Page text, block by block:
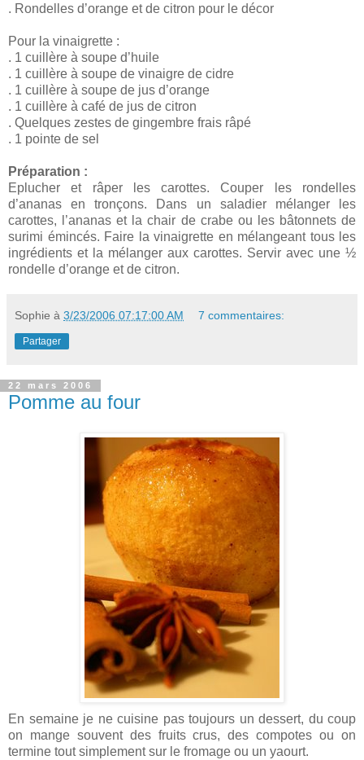
. Rondelles d’orange et de citron pour le décor
Pour la vinaigrette :
. 1 cuillère à soupe d’huile
. 1 cuillère à soupe de vinaigre de cidre
. 1 cuillère à soupe de jus d’orange
. 1 cuillère à café de jus de citron
. Quelques zestes de gingembre frais râpé
. 1 pointe de sel
Préparation :
Eplucher et râper les carottes. Couper les rondelles
d’ananas en tronçons. Dans un saladier mélanger les
carottes, l’ananas et la chair de crabe ou les bâtonnets de
surimi émincés. Faire la vinaigrette en mélangeant tous les
ingrédients et la mélanger aux carottes. Servir avec une ½
rondelle d’orange et de citron.
Sophie à 3/23/2006 07:17:00 AM 7 commentaires:
Partager
22 mars 2006
Pomme au four
En semaine je ne cuisine pas toujours un dessert, du coup
on mange souvent des fruits crus, des compotes ou on
termine tout simplement sur le fromage ou un yaourt.